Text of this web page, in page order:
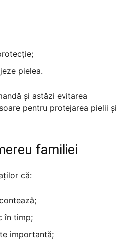
pielea.
și astăzi evitarea
pentru protejarea pielii și
familiei
că:
în timp;
importantă;